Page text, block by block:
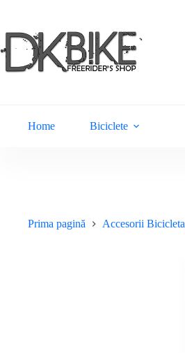
conținut
Home Biciclete
Prima pagină Accesorii Bicicleta